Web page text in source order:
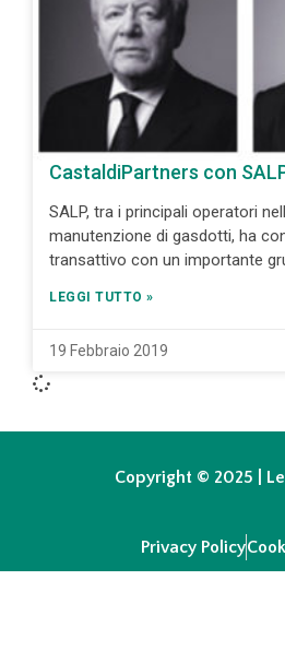
CastaldiPartners con
SALP, tra i principali operatori
manutenzione di gasdotti, ha
transattivo con un importante
LEGGI TUTTO »
19 Febbraio 2019
Copyright © 2025 | Le
Privacy Policy